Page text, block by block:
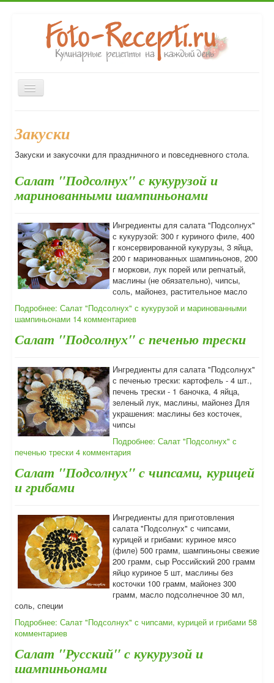
Включить/
выключить
Десерты
Форум
Закуски
Закуски и закусочки для праздничного и повседневного стола.
Салат "Подсолнух" с кукурузой и
маринованными шампиньонами
Ингредиенты для салата "Подсолнух"
с кукурузой: 300 г куриного филе, 400
г консервированной кукурузы, 3 яйца,
200 г маринованных шампиньонов, 200
г моркови, лук порей или репчатый,
маслины (не обязательно), чипсы,
соль, майонез, растительное масло
Подробнее: Салат "Подсолнух" с кукурузой и маринованными
шампиньонами 14 комментариев
Салат "Подсолнух" с печенью трески
Ингредиенты для салата "Подсолнух"
с печенью трески: картофель - 4 шт.,
печень трески - 1 баночка, 4 яйца,
зеленый лук, маслины, майонез Для
украшения: маслины без косточек,
чипсы
Подробнее: Салат "Подсолнух" с
печенью трески 4 комментария
Салат "Подсолнух" с чипсами, курицей
и грибами
Ингредиенты для приготовления
салата "Подсолнух" с чипсами,
курицей и грибами: куриное мясо
(филе) 500 грамм, шампиньоны свежие
200 грамм, сыр Российский 200 грамм
яйцо куриное 5 шт, маслины без
косточки 100 грамм, майонез 300
грамм, масло подсолнечное 30 мл,
соль, специи
Подробнее: Салат "Подсолнух" с чипсами, курицей и грибами 58
комментариев
Салат "Русский" с кукурузой и
шампиньонами